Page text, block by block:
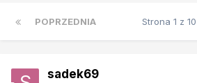
POPRZEDNIA Strona 1 z 10
sadek69